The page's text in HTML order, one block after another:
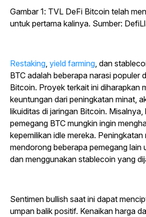
Gambar 1: TVL DeFi Bitcoin telah
untuk pertama kalinya. Sumber:
Restaking yield farming dan
BTC adalah beberapa narasi populer
Bitcoin. Proyek terkait ini diharapkan
keuntungan dari peningkatan minat,
likuiditas di jaringan Bitcoin. Misalnya,
pemegang BTC mungkin ingin
kepemilikan idle mereka. Peningkatan
mendorong beberapa pemegang lain
dan menggunakan stablecoin yang
Sentimen bullish saat ini dapat
umpan balik positif. Kenaikan harga